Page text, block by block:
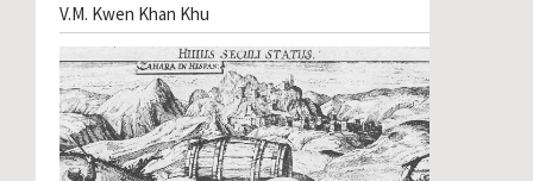
V.M. Kwen Khan Khu